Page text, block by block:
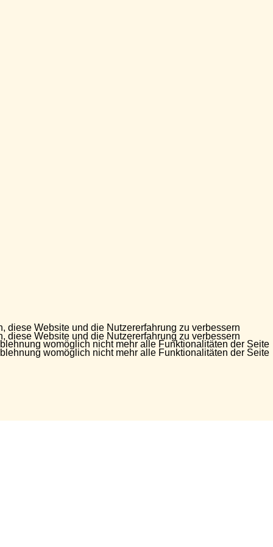
diese Website und die Nutzererfahrung zu verbessern
womöglich nicht mehr alle Funktionalitäten der Seite
diese Website und die Nutzererfahrung zu verbessern
womöglich nicht mehr alle Funktionalitäten der Seite